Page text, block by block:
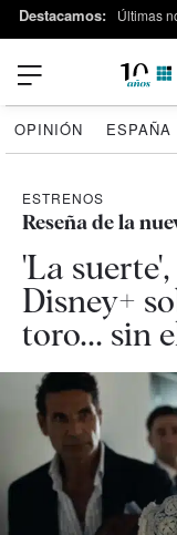
Destacamos: Últimas
OPINIÓN ESPAÑA
ESTRENOS
Reseña de la
'La
Disney+
toro... sin